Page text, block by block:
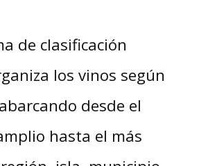
de clasificación
los vinos según
desde el
hasta el más